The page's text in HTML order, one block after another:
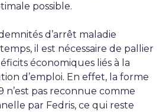
possible.
d’arrêt maladie
il est nécessaire de pallier
économiques liés à la
d’emploi. En effet, la forme
n’est pas reconnue comme
par Fedris, ce qui reste